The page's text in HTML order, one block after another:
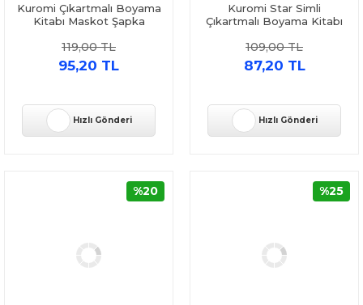
Kuromi Çıkartmalı Boyama
Kitabı Maskot Şapka
119,00 TL
95,20 TL
Hızlı Gönderi
Kuromi Star Simli
Çıkartmalı Boyama Kitabı
109,00 TL
87,20 TL
Hızlı Gönderi
%20 %25